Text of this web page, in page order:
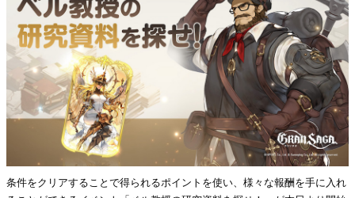
条件をクリアすることで得られるポイントを使い、様々な報酬を手に入れ